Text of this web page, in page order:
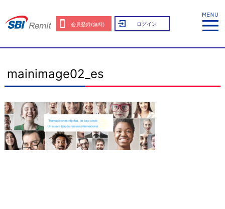
会員登録(無料) ログイン
mainimage02_es